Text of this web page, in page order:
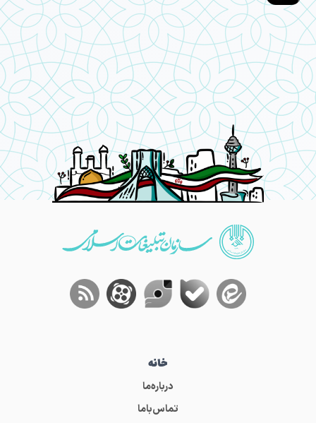
خانه
درباره‌ما
تماس‌باما